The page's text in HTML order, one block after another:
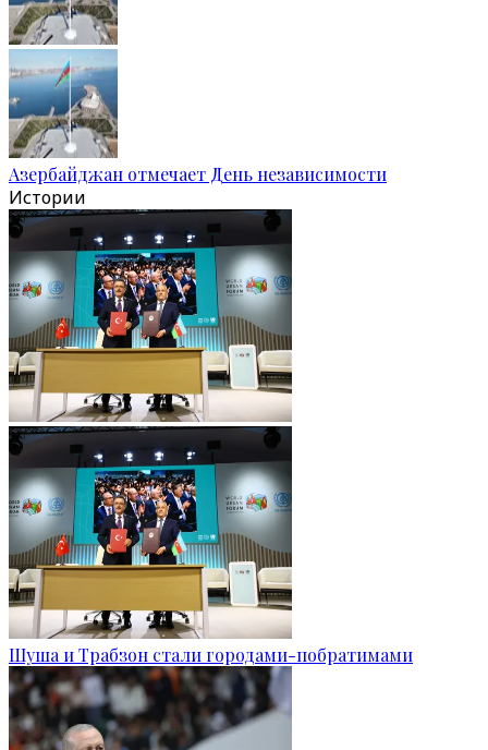
Азербайджан отмечает День независимости
Истории
Шуша и Трабзон стали городами-побратимами